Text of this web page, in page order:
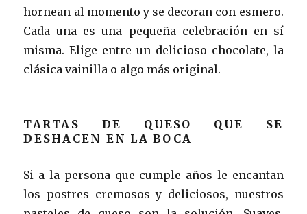
hornean al momento y se decoran con esmero.
Cada una es una pequeña celebración en sí
misma. Elige entre un delicioso chocolate, la
clásica vainilla o algo más original.
TARTAS DE QUESO QUE SE
DESHACEN EN LA BOCA
Si a la persona que cumple años le encantan
los postres cremosos y deliciosos, nuestros